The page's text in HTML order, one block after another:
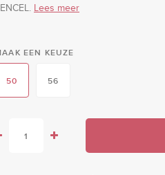
Lees meer
EEN KEUZE
50 56